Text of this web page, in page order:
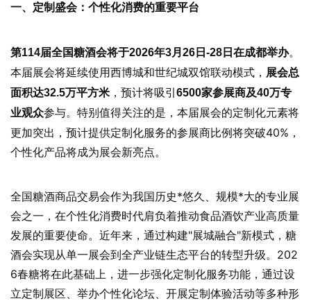
一、定制盛会：个性化消费的重要平台
第114届全国糖酒会将于2026年3月26日-28日在成都举办。
本届展会将延续使用西博城和世纪城双馆联动模式， 展会总
面积达32.5万平方米 ，预计将吸引6500家参展商及40万专
业观众参与。特别值得关注的是，本届展会的定制化元素将
更加突出，预计提供定制化服务的参展商比例将突破40%，
个性化产品将成为展会新亮点。
全国糖酒商品交易会作为我国历史*悠久、规模*大的专业展
会之一，在个性化消费时代肩负着推动食品酒饮产业高质量
发展的重要使命。近年来，通过构建"展城融合"新模式，糖
酒会实现从单一展会到全产业链生态平台的转型升级。202
6春糖将在此基础上，进一步强化定制化服务功能，通过设
立定制展区、举办个性化论坛、开展定制体验活动等多种形